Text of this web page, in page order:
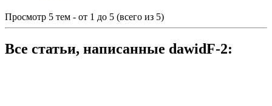
Просмотр 5 тем - от 1 до 5 (всего из 5)
Все статьи, написанные dawidF-2: